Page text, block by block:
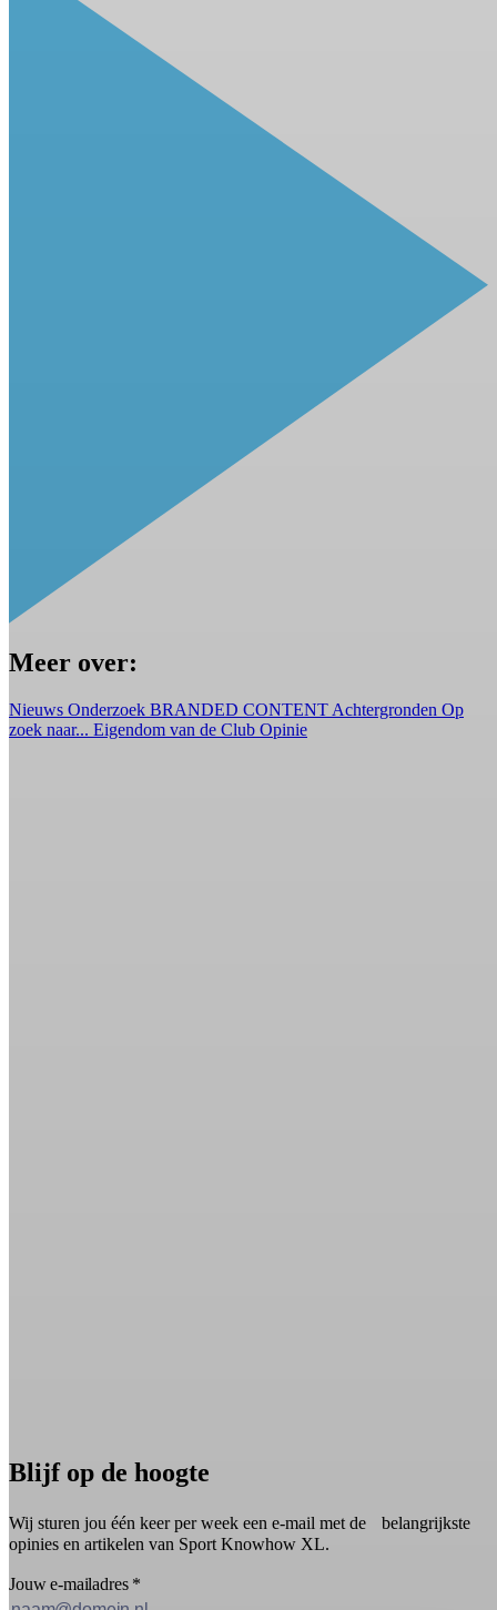
Meer over:
Nieuws Onderzoek BRANDED CONTENT Achtergronden Op
zoek naar... Eigendom van de Club Opinie
Blijf op de hoogte
Wij sturen jou één keer per week een e-mail met de belangrijkste
opinies en artikelen van Sport Knowhow XL.
Jouw e-mailadres *